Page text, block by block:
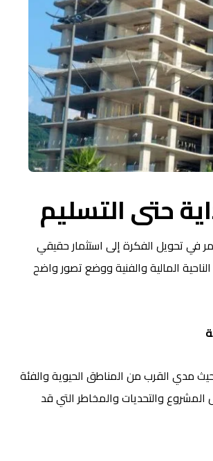
حتى التسليم
في تحويل الفكرة إلى استثمار حقيقي
المالية والفنية ووضع تصور واضح
مدي القرب من المناطق الحيوية والفئة
والتحديات والمخاطر التي قد